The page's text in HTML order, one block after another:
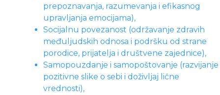
prepoznavanja, razumevanja i efikasnog
upravljanja emocijama),
Socijalnu povezanost (održavanje zdravih
međuljudskih odnosa i podršku od strane
porodice, prijatelja i društvene zajednice),
Samopouzdanje i samopoštovanje (razvijanje
pozitivne slike o sebi i doživljaj lične
vrednosti),